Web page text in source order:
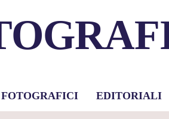
EDITORIALI